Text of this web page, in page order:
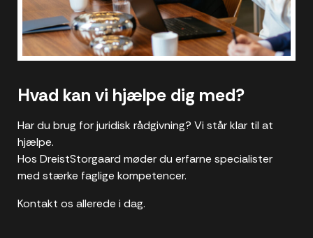
Hvad kan vi hjælpe dig med?
Har du brug for juridisk rådgivning? Vi står klar til at
hjælpe.
Hos DreistStorgaard møder du erfarne specialister
med stærke faglige kompetencer.
Kontakt os allerede i dag.